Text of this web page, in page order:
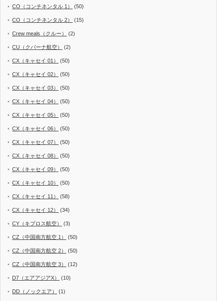
CO（コンチネンタル 1） (50)
CO（コンチネンタル 2） (15)
Crew meals（クルー） (2)
CU（クバーナ航空） (2)
CX（キャセイ 01） (50)
CX（キャセイ 02） (50)
CX（キャセイ 03） (50)
CX（キャセイ 04） (50)
CX（キャセイ 05） (50)
CX（キャセイ 06） (50)
CX（キャセイ 07） (50)
CX（キャセイ 08） (50)
CX（キャセイ 09） (50)
CX（キャセイ 10） (50)
CX（キャセイ 11） (58)
CX（キャセイ 12） (34)
CY（キプロス航空） (3)
CZ（中国南方航空 1） (50)
CZ（中国南方航空 2） (50)
CZ（中国南方航空 3） (12)
D7（エアアジアX） (10)
DD（ノックエア） (1)